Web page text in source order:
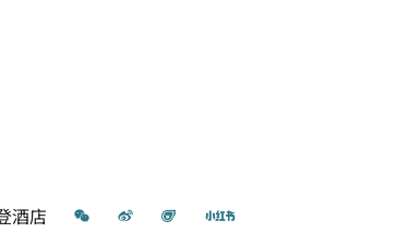
酒店 微信 微博 飞猪 小红书